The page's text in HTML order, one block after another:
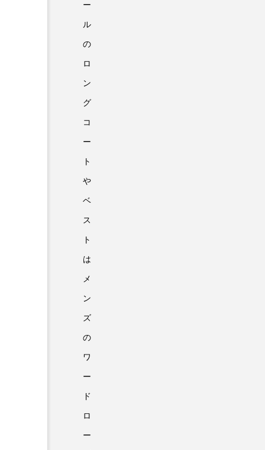
ー
ル
の
ロ
ン
グ
コ
ー
ト
や
ベ
ス
ト
は
メ
ン
ズ
の
ワ
ー
ド
ロ
ー